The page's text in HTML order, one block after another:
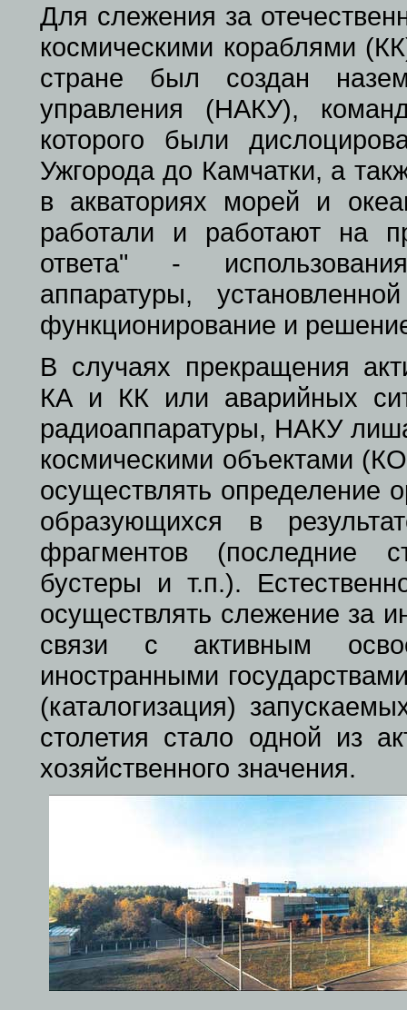
Для слежения за
космическими кораблями
стране был создан
управления (НАКУ),
которого были
Ужгорода до Камчатки, а
в акваториях морей и
работали и работают на
ответа" -
аппаратуры,
функционирование и
В случаях прекращения
КА и КК или аварийных
радиоаппаратуры, НАКУ
космическими объектами
осуществлять определение
образующихся в
фрагментов (последние
бустеры и т.п.).
осуществлять слежение за
связи с активным
иностранными
(каталогизация)
столетия стало одной из
хозяйственного значения.